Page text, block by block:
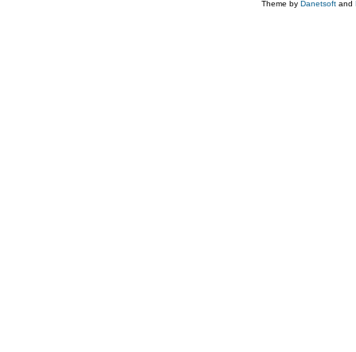
Theme by Danetsoft and